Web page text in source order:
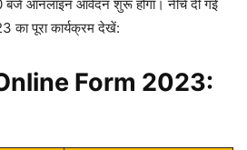
ऑनलाइन आवेदन शुरू होगा। नीचे दी गई
का पूरा कार्यक्रम देखें:
Form 2023: